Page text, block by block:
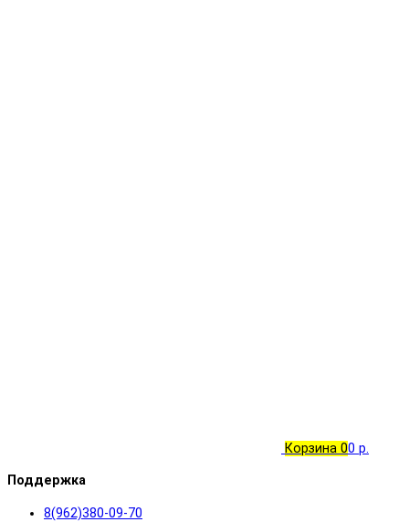
Корзина 00 р.
Поддержка
8(962)380-09-70